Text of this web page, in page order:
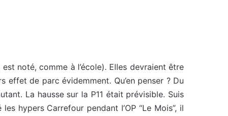
noté, comme à l’école). Elles devraient être
effet de parc évidemment. Qu’en penser ? Du
La hausse sur la P11 était prévisible. Suis
hypers Carrefour pendant l’OP “Le Mois”, il